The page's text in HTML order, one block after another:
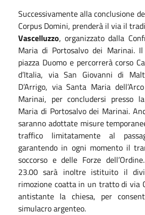
Successivamente alla conclusione
Corpus Domini, prenderà il via il
Vascelluzzo, organizzato dalla
Maria di Portosalvo dei Marinai.
piazza Duomo e percorrerà corso
d’Italia, via San Giovanni di
D’Arrigo, via Santa Maria
Marinai, per concludersi presso
Maria di Portosalvo dei Marinai.
saranno adottate misure
traffico limitatamente al
garantendo in ogni momento il
soccorso e delle Forze
23.00 sarà inoltre istituito il
rimozione coatta in un tratto di via
antistante la chiesa, per
simulacro argenteo.